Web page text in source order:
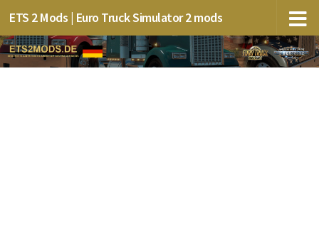
ETS 2 Mods | Euro Truck Simulator 2 mods